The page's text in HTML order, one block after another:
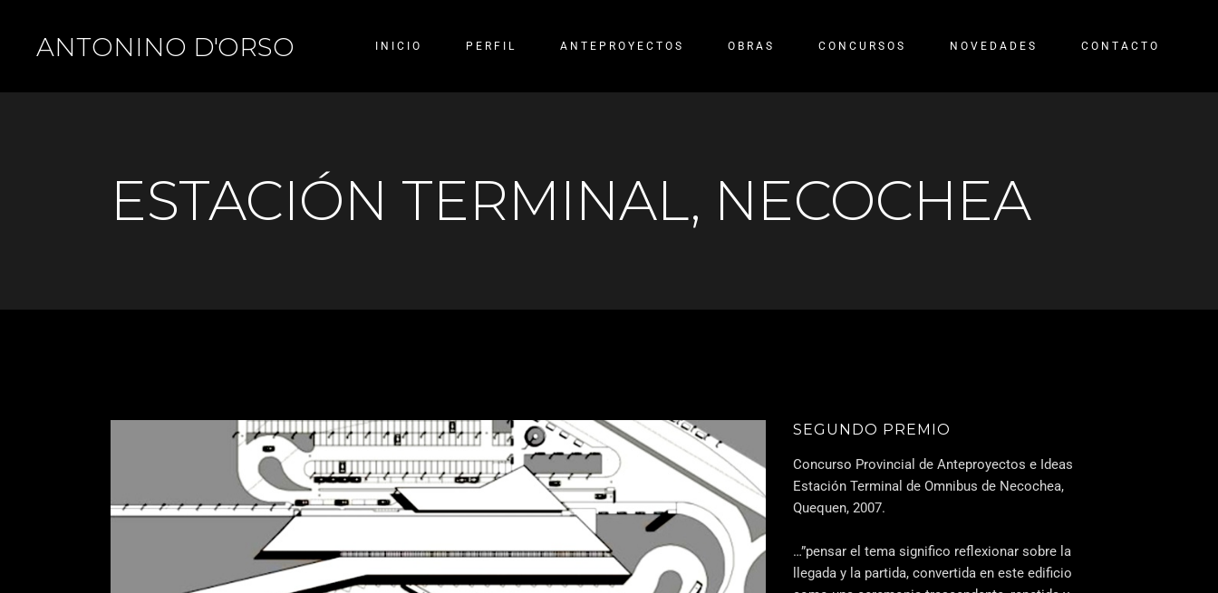
ANTONINO D'ORSO INICIO PERFIL ANTEPROYECTOS OBRAS CONCURSOS NOVEDADES CONTACTO
ESTACIÓN TERMINAL, NECOCHEA
SEGUNDO PREMIO
Concurso Provincial de Anteproyectos e Ideas
Estación Terminal de Omnibus de Necochea,
Quequen, 2007.
…”pensar el tema significo reflexionar sobre la
llegada y la partida, convertida en este edificio